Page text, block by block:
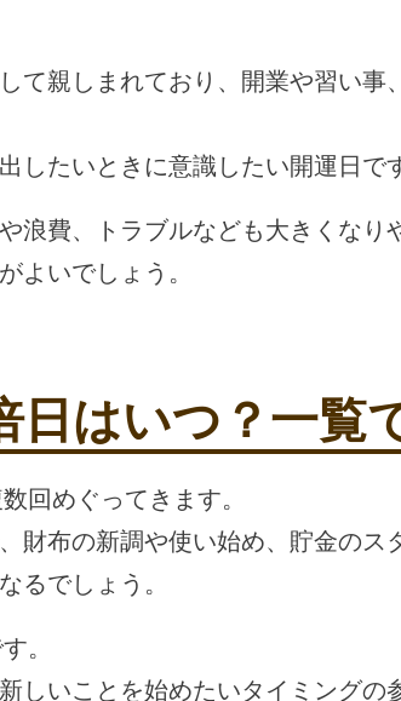
て親しまれており、開業や習い事
したいときに意識したい開運日で
浪費、トラブルなども大きくなり
よいでしょう。
日はいつ？一覧
回めぐってきます。
財布の新調や使い始め、貯金のス
るでしょう。
。
しいことを始めたいタイミングの